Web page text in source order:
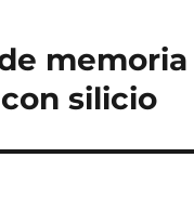
silicio